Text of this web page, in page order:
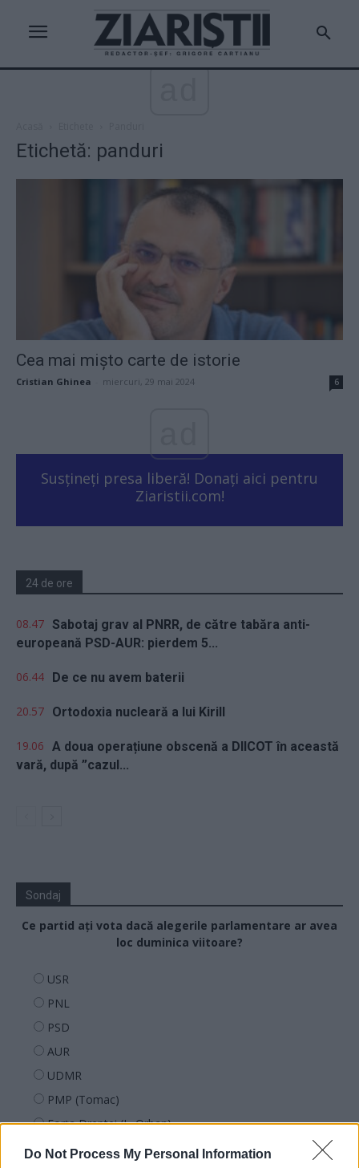
Do Not Process My Personal Information
Etichetă: panduri
Cea mai mişto carte de istorie
Cristian Ghinea miercuri, 29 mai 2024 6
Susțineți presa liberă! Donați aici pentru
Ziaristii.com!
24 de ore
08.47 Sabotaj grav al PNRR, de către tabăra anti-
europeană PSD-AUR: pierdem 5...
06.44 De ce nu avem baterii
20.57 Ortodoxia nucleară a lui Kirill
19.06 A doua operațiune obscenă a DIICOT în această
vară, după ”cazul...
Sondaj
Ce partid ați vota dacă alegerile parlamentare ar avea
loc duminica viitoare?
USR
PNL
PSD
AUR
UDMR
PMP (Tomac)
Forța Dreptei (L. Orban)
PNȚMM